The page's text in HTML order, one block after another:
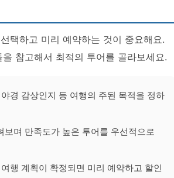
택하고 미리 예약하는 것이 중요해요.
참고해서 최적의 투어를 골라보세요.
경 감상인지 등 여행의 주된 목적을 정하
며 만족도가 높은 투어를 우선적으로
행 계획이 확정되면 미리 예약하고 할인